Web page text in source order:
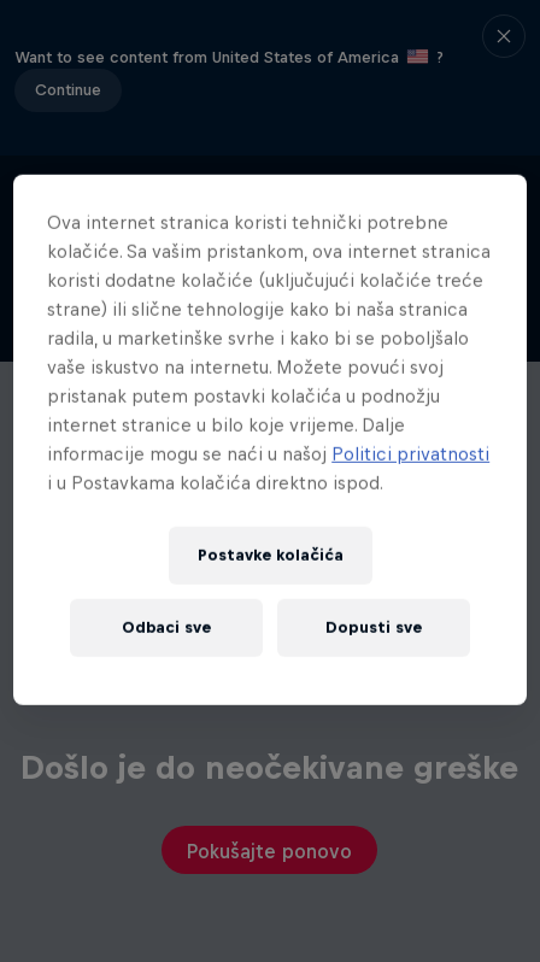
Want to see content from United States of America
?
Continue
Došlo je do neočekivane greške
Pokušajte ponovo
Ova internet stranica koristi tehnički potrebne
kolačiće. Sa vašim pristankom, ova internet stranica
koristi dodatne kolačiće (uključujući kolačiće treće
strane) ili slične tehnologije kako bi naša stranica
radila, u marketinške svrhe i kako bi se poboljšalo
vaše iskustvo na internetu. Možete povući svoj
pristanak putem postavki kolačića u podnožju
internet stranice u bilo koje vrijeme. Dalje
informacije mogu se naći u našoj Politici privatnosti
i u Postavkama kolačića direktno ispod.
Postavke kolačića
Odbaci sve Dopusti sve